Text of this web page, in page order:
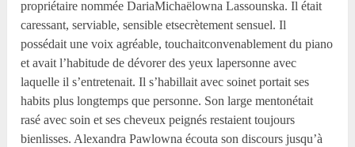
propriétaire nommée DariaMichaëlowna Lassounska. Il était
caressant, serviable, sensible etsecrètement sensuel. Il
possédait une voix agréable, touchaitconvenablement du piano
et avait l’habitude de dévorer des yeux lapersonne avec
laquelle il s’entretenait. Il s’habillait avec soinet portait ses
habits plus longtemps que personne. Son large mentonétait
rasé avec soin et ses cheveux peignés restaient toujours
bienlisses. Alexandra Pawlowna écouta son discours jusqu’à